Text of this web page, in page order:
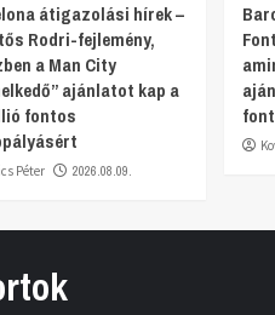
átigazolási hírek –
Rodri-fejlemény,
a Man City
ajánlatot kap a
fontos
Péter 2026.08.09.